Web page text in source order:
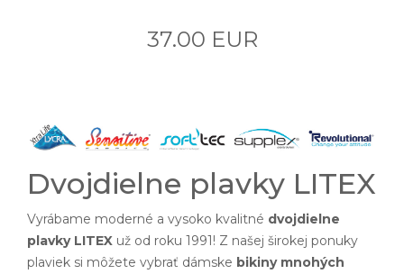
37.00 EUR
Dvojdielne plavky LITEX
Vyrábame moderné a vysoko kvalitné dvojdielne
plavky LITEX už od roku 1991! Z našej širokej ponuky
plaviek si môžete vybrať dámske bikiny mnohých